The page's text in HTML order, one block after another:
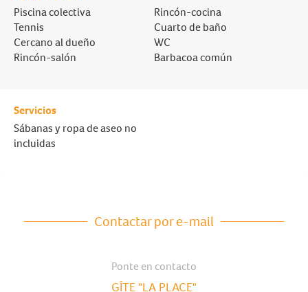
Piscina colectiva
Tennis
Cercano al dueño
Rincón-salón
Rincón-cocina
Cuarto de baño
WC
Barbacoa común
Servicios
Sábanas y ropa de aseo no
incluidas
Contactar por e-mail
Ponte en contacto
GÎTE "LA PLACE"